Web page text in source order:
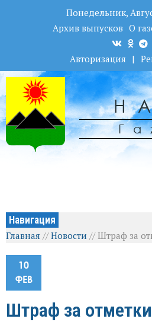
Понедельник,
Архив выпусков О
Авторизация |
Навигация
Главная //Новости // Штраф за
10
ФЕВ
Штраф за